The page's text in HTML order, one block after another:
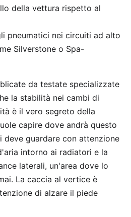
della vettura rispetto al
pneumatici nei circuiti ad alto
Silverstone o Spa-
da testate specializzate
la stabilità nei cambi di
è il vero segreto della
capire dove andrà questo
deve guardare con attenzione
intorno ai radiatori e la
laterali, un'area dove lo
La caccia al vertice è
di alzare il piede